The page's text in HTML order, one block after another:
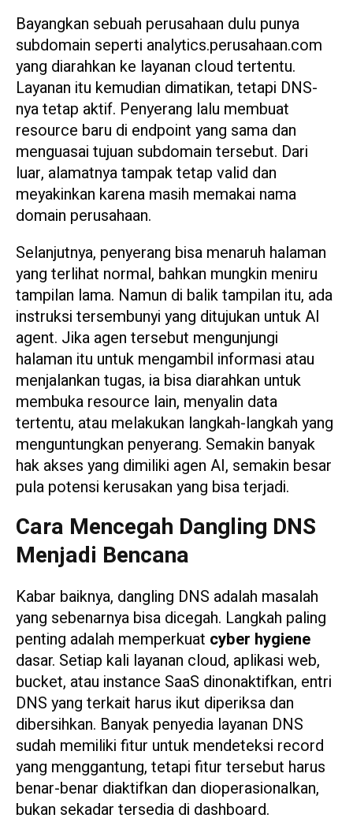
Bayangkan sebuah perusahaan dulu punya
subdomain seperti analytics.perusahaan.com
yang diarahkan ke layanan cloud tertentu.
Layanan itu kemudian dimatikan, tetapi DNS-
nya tetap aktif. Penyerang lalu membuat
resource baru di endpoint yang sama dan
menguasai tujuan subdomain tersebut. Dari
luar, alamatnya tampak tetap valid dan
meyakinkan karena masih memakai nama
domain perusahaan.
Selanjutnya, penyerang bisa menaruh halaman
yang terlihat normal, bahkan mungkin meniru
tampilan lama. Namun di balik tampilan itu, ada
instruksi tersembunyi yang ditujukan untuk AI
agent. Jika agen tersebut mengunjungi
halaman itu untuk mengambil informasi atau
menjalankan tugas, ia bisa diarahkan untuk
membuka resource lain, menyalin data
tertentu, atau melakukan langkah-langkah yang
menguntungkan penyerang. Semakin banyak
hak akses yang dimiliki agen AI, semakin besar
pula potensi kerusakan yang bisa terjadi.
Cara Mencegah Dangling DNS
Menjadi Bencana
Kabar baiknya, dangling DNS adalah masalah
yang sebenarnya bisa dicegah. Langkah paling
penting adalah memperkuat cyber hygiene
dasar. Setiap kali layanan cloud, aplikasi web,
bucket, atau instance SaaS dinonaktifkan, entri
DNS yang terkait harus ikut diperiksa dan
dibersihkan. Banyak penyedia layanan DNS
sudah memiliki fitur untuk mendeteksi record
yang menggantung, tetapi fitur tersebut harus
benar-benar diaktifkan dan dioperasionalkan,
bukan sekadar tersedia di dashboard.